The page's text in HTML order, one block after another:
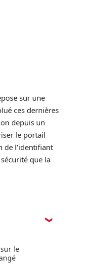
sur une
ces dernières
depuis un
le portail
de l’identifiant
que la
le